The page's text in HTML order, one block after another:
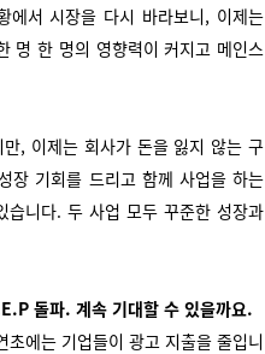
에서 시장을 다시 바라보니, 이제는
명 한 명의 영향력이 커지고 메인스
, 이제는 회사가 돈을 잃지 않는 구
장 기회를 드리고 함께 사업을 하는
니다. 두 사업 모두 꾸준한 성장과
돌파. 계속 기대할 수 있을까요.
에는 기업들이 광고 지출을 줄입니